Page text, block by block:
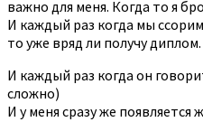
важно для меня. Когда то я
И каждый раз когда мы
то уже вряд ли получу диплом.
И каждый раз когда он
сложно)
И у меня сразу же